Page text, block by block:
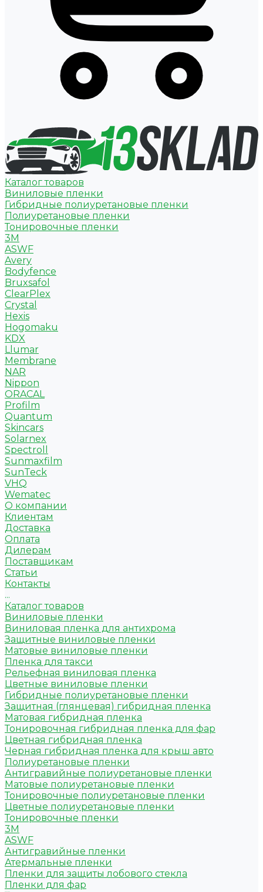
Каталог товаров
Виниловые пленки
Гибридные полиуретановые пленки
Полиуретановые пленки
Тонировочные пленки
3M
ASWF
Avery
Bodyfence
Bruxsafol
ClearPlex
Crystal
Hexis
Hogomaku
KDX
Llumar
Membrane
NAR
Nippon
ORACAL
Profilm
Quantum
Skincars
Solarnex
Spectroll
Sunmaxfilm
SunTeck
VHQ
Wematec
О компании
Клиентам
Доставка
Оплата
Дилерам
Поставщикам
Статьи
Контакты
...
Каталог товаров
Виниловые пленки
Виниловая пленка для антихрома
Защитные виниловые пленки
Матовые виниловые пленки
Пленка для такси
Рельефная виниловая пленка
Цветные виниловые пленки
Гибридные полиуретановые пленки
Защитная (глянцевая) гибридная пленка
Матовая гибридная пленка
Тонировочная гибридная пленка для фар
Цветная гибридная пленка
Черная гибридная пленка для крыш авто
Полиуретановые пленки
Антигравийные полиуретановые пленки
Матовые полиуретановые пленки
Тонировочные полиуретановые пленки
Цветные полиуретановые пленки
Тонировочные пленки
3M
ASWF
Антигравийные пленки
Атермальные пленки
Пленки для защиты лобового стекла
Пленки для фар